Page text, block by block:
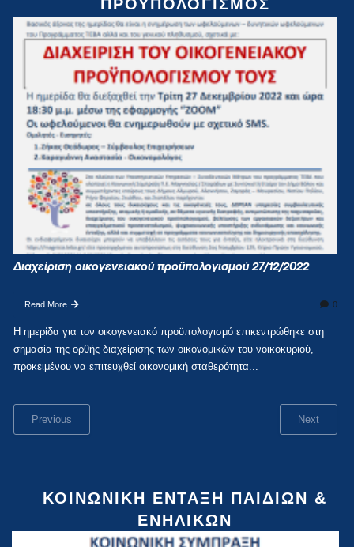
ΠΡΟΫΠΟΛΟΓΙΣΜΟΣ
Διαχείριση οικογενειακού προϋπολογισμού 27/12/2022
Read More 0
Η ημερίδα για τον οικογενειακό προϋπολογισμό επικεντρώθηκε στη
σημασία της ορθής διαχείρισης των οικονομικών του νοικοκυριού,
προκειμένου να επιτευχθεί οικονομική σταθερότητα...
Previous Next
ΚΟΙΝΩΝΙΚΉ ΈΝΤΑΞΗ ΠΑΙΔΙΏΝ &
ΕΝΗΛΊΚΩΝ